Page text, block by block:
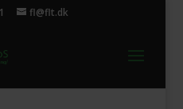
fl@flt.dk